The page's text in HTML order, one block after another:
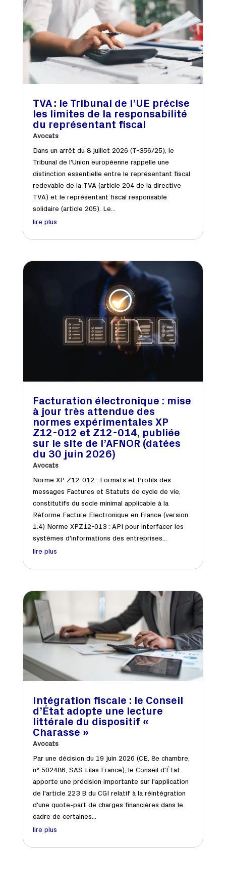
TVA : le Tribunal de l’UE précise
les limites de la responsabilité
du représentant fiscal
Avocats
Dans un arrêt du 8 juillet 2026 (T-356/25), le
Tribunal de l'Union européenne rappelle une
distinction essentielle entre le représentant fiscal
redevable de la TVA (article 204 de la directive
TVA) et le représentant fiscal responsable
solidaire (article 205). Le...
lire plus
Facturation électronique : mise
à jour très attendue des
normes expérimentales XP
Z12-012 et Z12-014, publiée
sur le site de l’AFNOR (datées
du 30 juin 2026)
Avocats
Norme XP Z12-012 : Formats et Profils des
messages Factures et Statuts de cycle de vie,
constitutifs du socle minimal applicable à la
Réforme Facture Electronique en France (version
1.4) Norme XPZ12-013 : API pour interfacer les
systèmes d'informations des entreprises...
lire plus
Intégration fiscale : le Conseil
d’État adopte une lecture
littérale du dispositif «
Charasse »
Avocats
Par une décision du 19 juin 2026 (CE, 8e chambre,
n° 502486, SAS Lilas France), le Conseil d'État
apporte une précision importante sur l'application
de l'article 223 B du CGI relatif à la réintégration
d'une quote-part de charges financières dans le
cadre de certaines...
lire plus